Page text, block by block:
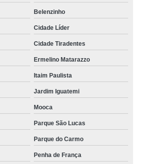
Belenzinho
Cidade Líder
Cidade Tiradentes
Ermelino Matarazzo
Itaim Paulista
Jardim Iguatemi
Mooca
Parque São Lucas
Parque do Carmo
Penha de França